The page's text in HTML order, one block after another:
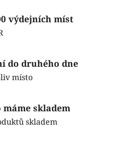
výdejních míst
do druhého dne
místo
máme skladem
skladem